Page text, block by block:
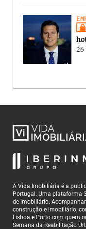
26
A Vida Imobiliária é a
Portugal. Uma plataforma
de imobiliário.
construção e imobiliário,
Lisboa e Porto com quem
Semana da Reabilitação